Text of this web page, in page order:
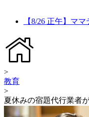
【8/26 正午】マ
>
教育
>
夏休みの宿題代行業者